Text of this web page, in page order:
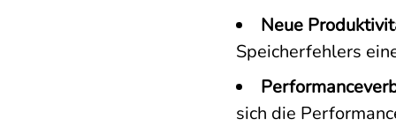
Neue
Speicherfehlers
sich die